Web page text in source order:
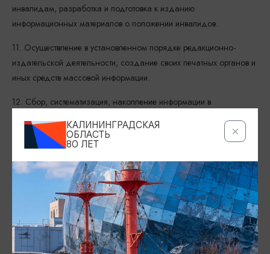
инвалидам, разработка и подготовка к изданию
информационных материалов о положении инвалидов.
11. Осуществление в установленном порядке редакционно-
издательской деятельности, создание своих печатных органов и
иных средств массовой информации.
12. Сбор, систематизация, накопление информации в
целями.
проблематике инвалидов и участие в них.
14. Создание (учреждение) коммерческих и некоммерческих
организаций и участие в их деятельности, участие во
внешнеэкономической и иной, приносящей доход деятельности,
для финансового обеспечения уставной деятельности ВОИ.
КАЛИНИНГРАДСКАЯ
ОБЛАСТЬ
80 ЛЕТ